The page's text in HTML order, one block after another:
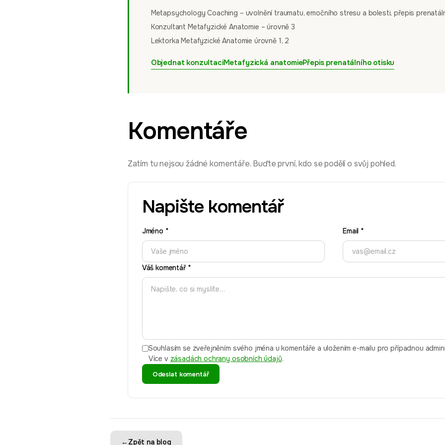
Metapsychology Coaching – uvolnění traumatu, emočního stresu a bolesti, přepis
Konzultant Metafyzické Anatomie – úrovně 3
Lektorka Metafyzické Anatomie úrovně 1, 2
Objednat konzultaciMetafyzická anatomiePřepis prenatálního otisku
Komentáře
Zatím tu nejsou žádné komentáře. Buďte první, kdo se podělí o svůj pohled.
Napište komentář
Jméno * Email *
Váš komentář*
Souhlasím se zveřejněním svého jména u komentáře a uložením e-mailu pro případnou
Více v zásadách ochrany osobních údajů.
Odeslat komentář
←Zpět na blog